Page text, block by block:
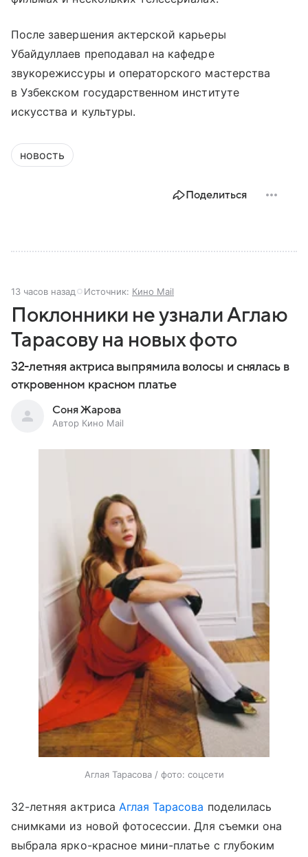
После завершения актерской карьеры
Убайдуллаев преподавал на кафедре
звукорежиссуры и операторского мастерства
в Узбекском государственном институте
искусства и культуры.
новость
Поделиться
13 часов назад Источник: Кино Mail
Поклонники не узнали Аглаю
Тарасову на новых фото
32-летняя актриса выпрямила волосы и снялась в
откровенном красном платье
Соня Жарова
Автор Кино Mail
Аглая Тарасова / фото: соцсети
32-летняя актриса Аглая Тарасова поделилась
снимками из новой фотосессии. Для съемки она
выбрала ярко-красное мини-платье с глубоким